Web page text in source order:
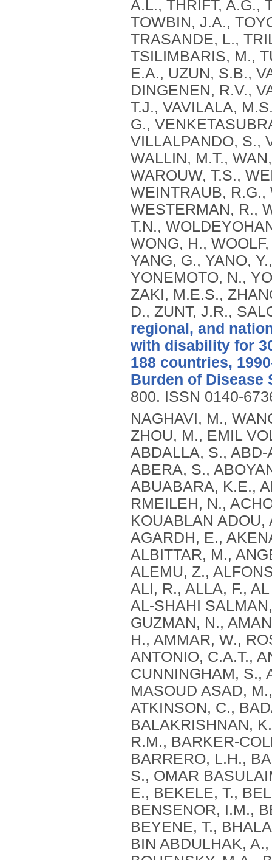
A.L., THRIFT, A.G.,
TOWBIN, J.A.,
TRASANDE, L.,
TSILIMBARIS, M.,
E.A., UZUN, S.B.,
DINGENEN, R.V.,
T.J., VAVILALA,
G.,
VILLALPANDO, S.,
WALLIN, M.T.,
WAROUW, T.S.,
WEINTRAUB,
WESTERMAN, R.,
T.N.,
WONG, H.,
YANG, G., YANO,
YONEMOTO, N.,
ZAKI, M.E.S.,
D., ZUNT, J.R.,
regional, and
with disability for
188 countries,
Burden of Disease
800. ISSN 0140-
NAGHAVI, M., WANG, H., LOZANO, R., DAVIS, A., LIANG, X., ZHOU, M., EMIL VOLLSET, S., ABBASOGLU OZGOREN, A., ABDALLA, S., ABD-ALLAH, F., ABDEL AZIZ, M.I., FEREDE ABERA, S., ABOYANS, V., ABRAHAM, B., ABRAHAM, J.P., ABUABARA, K.E., ABUBAKAR, I., ABU-RADDAD, L.J., ME ABU-RMEILEH, N., ACHOKI, T., ADELEKAN, A., ADEMI, Z., ADOFO, K., KOUABLAN ADOU, A., ADSUAR, J.C., ÄRNLOV, J., ELISABET AGARDH, E., AKENA, D., AL KHABOURI, M.J., ALASFOOR, D., ALBITTAR, M., ANGEL ALEGRETTI, M., ALEMAN, A.V., ADERAW ALEMU, Z., ALFONSO-CRISTANCHO, R., ALHABIB, S., ALI, M.K., ALI, R., ALLA, F., AL LAMI, F., ALLEBECK, P., ALMAZROA, M.A., AL-SHAHI SALMAN, R., ALSHARIF, U., ALVAREZ, E., ALVIZ-GUZMAN, N., AMANKWAA, A.A., AMARE, A.T., AMELI, O., AMINI, H., AMMAR, W., ROSS ANDERSON, H., ANDERSON, B.O., ANTONIO, C.A.T., ANWARI, P., APFEL, H., ARGESEANU CUNNINGHAM, S., ARSIC ARSENIJEVIC, V.S., ARTAMAN, A., MASOUD ASAD, M., ASGHAR, R.J., ASSADI, R., ATKINS, L.S., ATKINSON, C., BADAWI, A., BAHIT, M.C., BAKFALOUNI, T., BALAKRISHNAN, K., BALALLA, S., BANERJEE, A., BARBER, R.M., BARKER-COLLO, S.L., BARQUERA, S., BARREGARD, L., BARRERO, L.H., BARRIENTOS-GUTIERREZ, T., BASU, A., BASU, S., OMAR BASULAIMAN, M., BEARDSLEY, J., BEDI, N., BEGHI, E., BEKELE, T., BELL, M.L., BENJET, C., BENNETT, D.A., BENSENOR, I.M., BENZIAN, H., BERTOZZI-VILLA, A., JIBAT BEYENE, T., BHALA, N., BHALLA, A., BHUTTA, Z.A., BIKBOV, B., BIN ABDULHAK, A., BIRYUKOV, S., BLORE, J.D., BLYTH, F.M., BOHENSKY, M.A., BORGES, G., BOSE, D., BOUFOUS, S., BOURNE, R.R., BOYERS, L.N., BRAININ, M., BRAUER, M., BRAYNE, C.E.G., BRAZINOVA, A., BREITBORDE, N., BRENNER, H., BRIGGS, A.D.M., BROWN, J.C., BRUGHA, T.S., BUCKLE, G.C., NGOC BUI, L., BUKHMAN, G., BURCH, M., RICARDO CAMPOS NONATO, I., CARABIN, H., CÁRDENAS, R., CARAPETIS, J., CARPENTER, D.O., CASO, V., CASTAÑEDA-ORJUELA, C.A., ESTANISLAO CASTRO, R., CATALÁ-LÓPEZ, F., CAVALLERI, F., CHANG, J.-C., CHARLSON, F.C., CHE, X., CHEN, H., CHEN, Y., SHENG CHEN, J., CHEN, Z., PEI-CHIA CHIANG, P., CHIMED-OCHIR, O., CHOWDHURY, R., CHRISTENSEN, H., CHRISTOPHI, C.A., CHUANG, T.-W., CHUGH, S.S., CIRILLO, M., COATES, M.M., EDGAR COFFENG, L., COGGESHALL, M.S., COHEN, A., COLISTRO, V., COLQUHOUN, S.M., COLOMAR, M., TRUMBULL COOPER, L., COOPER, C., COPPOLA, L.M., CORTINOVIS, M., COURVILLE, K., COWIE, B.C., CRIQUI, M.H., CRUMP, J.A., CUEVAS-NASU, L., DA COSTA LEITE, I., DABHADKAR, K.C., DANDONA, L., DANDONA, R., DANSEREAU, E., DARGAN, P.I., DAYAMA, A., DE LA CRUZ-GÓNGORA, V., DE LA VEGA, S.F., DE LEO, D., DEGENHARDT, L., DEL POZO-CRUZ, B., DELLAVALLE, R.P., DERIBE, K., DES JARLAIS, D.C., DESSALEGN, M., DEVEBER, G.A., DHARMARATNE, S.D., DHERANI, M., DIAZ-ORTEGA, J.-L., DIAZ-TORNE, C., DICKER, D., DING, E.L., DOKOVA, K., RAY DORSEY, E., DRISCOLL, T.R., DUAN, L., DUBER, H.C., DURRANI, A.M., EBEL, B.E., EDMOND, K.M., ELLENBOGEN, R.G., ELSHREK, Y., PETROVICH ERMAKOV, S., ERSKINE, H.E., ESHRATI, B., ESTEGHAMATI, A., ESTEP, K., FÜRST, T., FAHIMI, S., FAHRION, A.S., FARAON, E.J.A., FARZADFAR, F., FJ FAY, D., FEIGL, A.B., FEIGIN, V.L., MENDONCA FELICIO, M., FERESHTEHNEJAD, S.-M., FERNANDES, J.G., FERRARI, A.J., FLEMING, T.D., FOIGT, N., FOREMAN, K., FOROUZANFAR, M.H., FOWKES,